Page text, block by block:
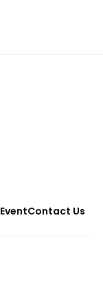
EventContact Us